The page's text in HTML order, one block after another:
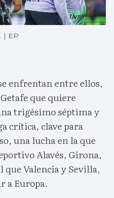
| EP
enfrentan entre ellos,
que quiere
trigésimo séptima y
crítica, clave para
una lucha en la que
Alavés, Girona,
que Valencia y Sevilla,
a Europa.